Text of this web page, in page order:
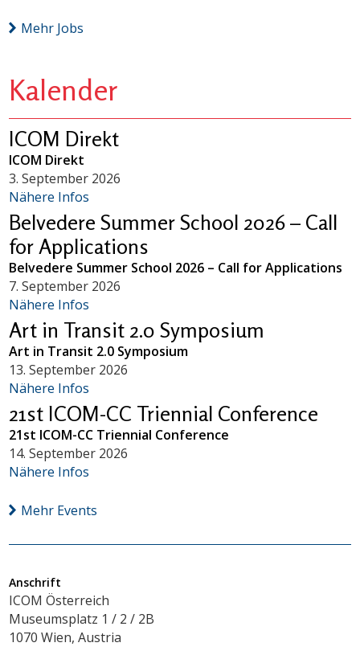
Mehr Jobs
Kalender
ICOM Direkt
ICOM Direkt
3. September 2026
Nähere Infos
Belvedere Summer School 2026 – Call
for Applications
Belvedere Summer School 2026 – Call for Applications
7. September 2026
Nähere Infos
Art in Transit 2.0 Symposium
Art in Transit 2.0 Symposium
13. September 2026
Nähere Infos
21st ICOM-CC Triennial Conference
21st ICOM-CC Triennial Conference
14. September 2026
Nähere Infos
Mehr Events
Anschrift
ICOM Österreich
Museumsplatz 1 / 2 / 2B
1070 Wien, Austria